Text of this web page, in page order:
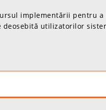
implementării pentru
utilizatorilor